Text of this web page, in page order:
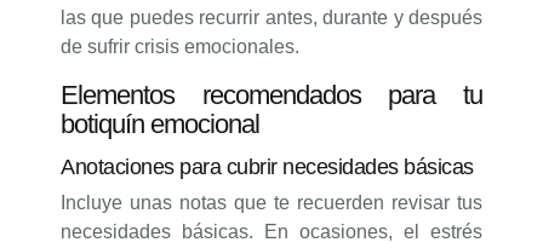
las que puedes recurrir antes, durante y después
de sufrir crisis emocionales.
Elementos recomendados para tu
botiquín emocional
Anotaciones para cubrir necesidades básicas
Incluye unas notas que te recuerden revisar tus
necesidades básicas. En ocasiones, el estrés